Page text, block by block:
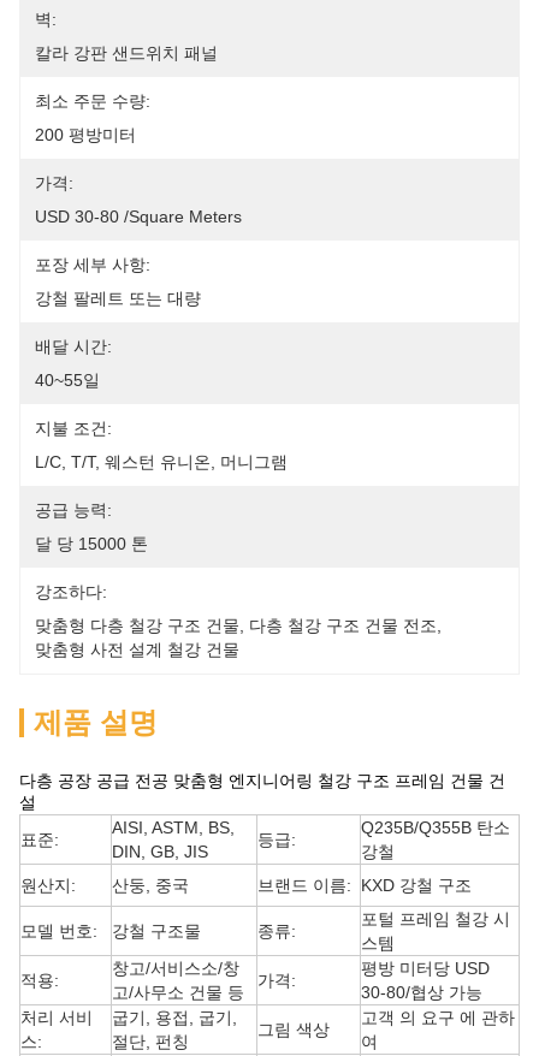
벽:
칼라 강판 샌드위치 패널
최소 주문 수량:
200 평방미터
가격:
USD 30-80 /square Meters
포장 세부 사항:
강철 팔레트 또는 대량
배달 시간:
40~55일
지불 조건:
L/C, T/T, 웨스턴 유니온, 머니그램
공급 능력:
달 당 15000 톤
강조하다:
맞춤형 다층 철강 구조 건물
다층 철강 구조 건물 전조
맞춤형 사전 설계 철강 건물
제품 설명
다층 공장 공급 전공 맞춤형 엔지니어링 철강 구조 프레임 건물 건
설
표준:
AISI, ASTM, BS,
DIN, GB, JIS
등급:
Q235B/Q355B 탄소
강철
원산지:
산둥, 중국 브랜드 이름: KXD 강철 구조
모델 번호: 강철 구조물 종류:
포털 프레임 철강 시
스템
적용:
창고/서비스소/창
고/사무소 건물 등
가격:
평방 미터당 USD
30-80/협상 가능
처리 서비
스:
굽기, 용접, 굽기,
절단, 펀칭
그림 색상
고객 의 요구 에 관하
여